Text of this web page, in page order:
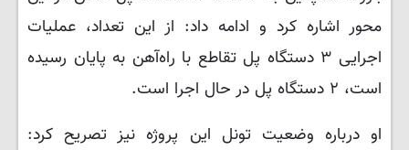
محور اشاره کرد و ادامه داد: از این تعداد، عملیات
اجرایی ۳ دستگاه پل تقاطع با راه‌آهن به پایان رسیده
است، ۲ دستگاه پل در حال اجرا است.
او درباره وضعیت تونل این پروژه نیز تصریح کرد: